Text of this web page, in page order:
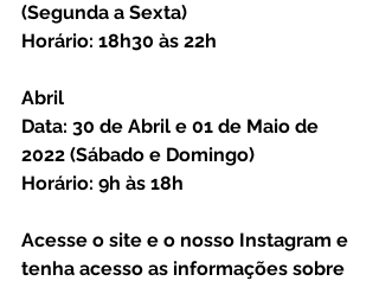
(Segunda a Sexta)
Horário: 18h30 às 22h
Abril
Data: 30 de Abril e 01 de Maio de
2022 (Sábado e Domingo)
Horário: 9h às 18h
Acesse o site e o nosso Instagram e
tenha acesso as informações sobre